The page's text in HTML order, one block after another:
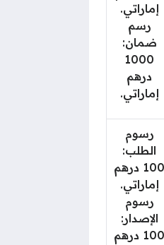
إماراتي.
رسم
ضمان:
1000
درهم
إماراتي.
رسوم
الطلب:
100 درهم
إماراتي.
رسوم
الإصدار:
100 درهم